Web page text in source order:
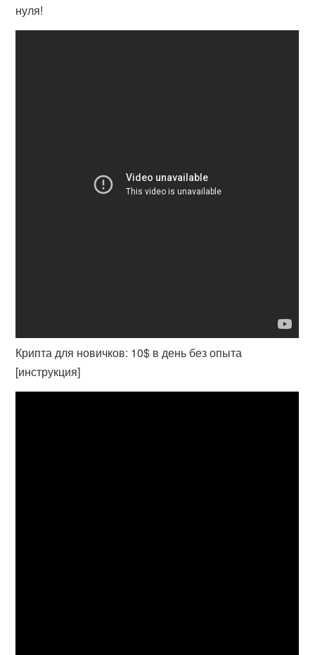
нуля!
Крипта для новичков: 10$ в день без опыта
[инструкция]